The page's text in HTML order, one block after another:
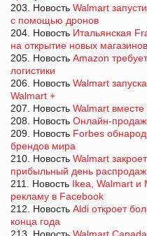
203. Новость Walmart
с помощью дронов
204. Новость Итальянская
на открытие новых магазинов
205. Новость Amazon
логистики
206. Новость Walmart
Walmart +
207. Новость Walmart вместе
208. Новость Онлайн-
209. Новость Forbes
брендов мира
210. Новость Walmart
прибыльный день распродаж
211. Новость Ikea, Walmart и
рекламу в Facebook
212. Новость Aldi откроет
конца года
213. Новость Walmart